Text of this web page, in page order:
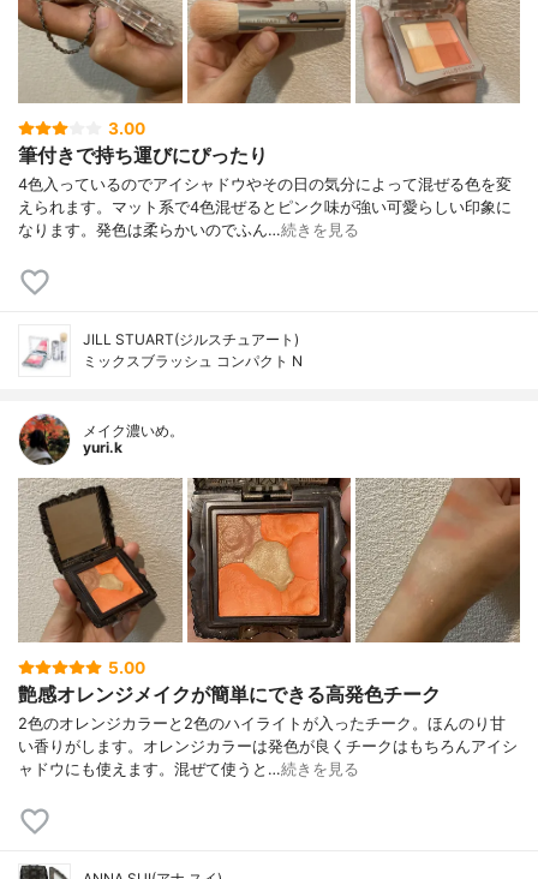
3.00
筆付きで持ち運びにぴったり
4色入っているのでアイシャドウやその日の気分によって混ぜる色を変
えられます。マット系で4色混ぜるとピンク味が強い可愛らしい印象に
なります。発色は柔らかいのでふん…続きを見る
JILL STUART(ジルスチュアート)
ミックスブラッシュ コンパクト N
メイク濃いめ。
yuri.k
5.00
艶感オレンジメイクが簡単にできる高発色チーク
2色のオレンジカラーと2色のハイライトが入ったチーク。ほんのり甘
い香りがします。オレンジカラーは発色が良くチークはもちろんアイシ
ャドウにも使えます。混ぜて使うと…続きを見る